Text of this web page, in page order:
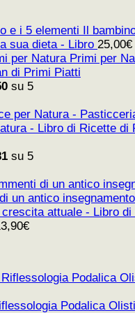
Il
sua dieta - Libro 25,00€
Primi per
di Primi Piatti
su 5
- Libro di Ricette di
su 5
un antico
attuale - Libro
€
Podalica